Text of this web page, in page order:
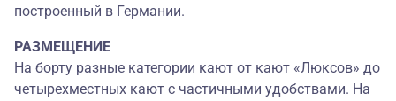
построенный в Германии.
РАЗМЕЩЕНИЕ
На борту разные категории кают от кают «Люксов» до
четырехместных кают с частичными удобствами. На